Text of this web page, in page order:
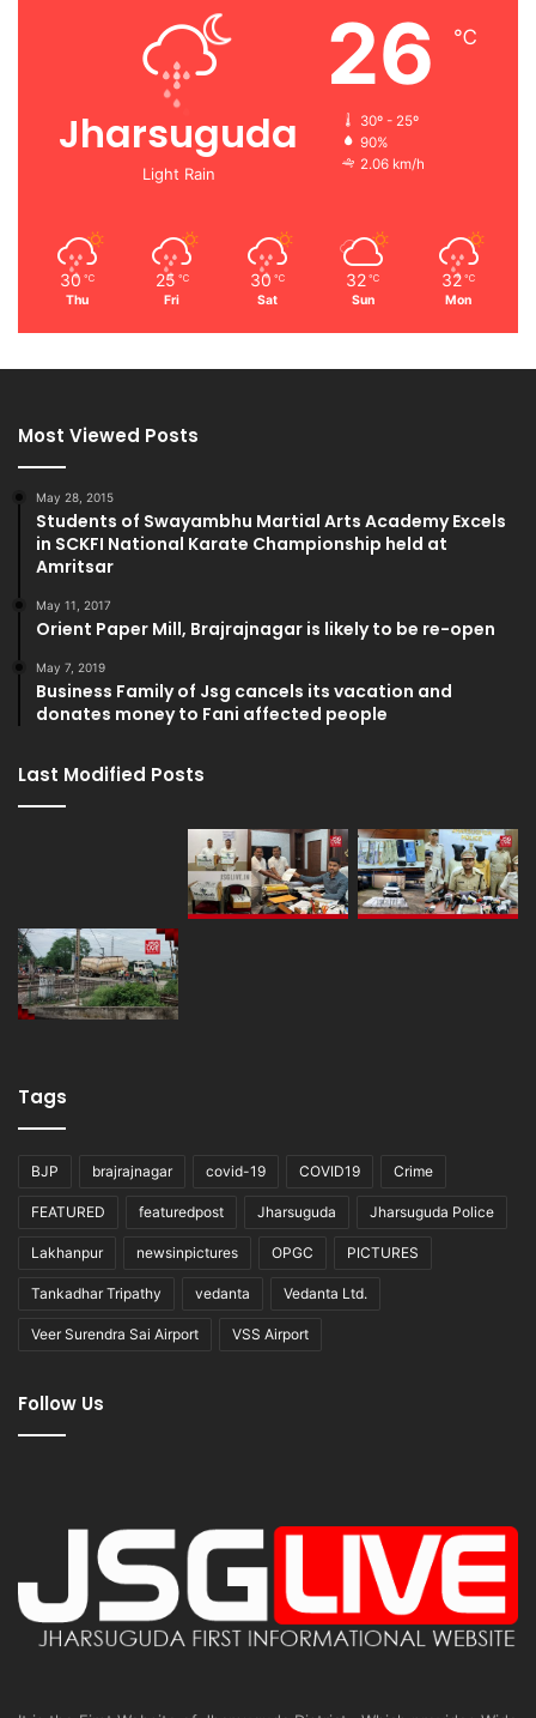
Jharsuguda
Light Rain
26 ℃
30º - 25º
90%
2.06 km/h
30 ℃
Thu
25 ℃
Fri
30 ℃
Sat
32 ℃
Sun
32 ℃
Mon
Most Viewed Posts
May 28, 2015
Students of Swayambhu Martial Arts Academy Excels
in SCKFI National Karate Championship held at
Amritsar
May 11, 2017
Orient Paper Mill, Brajrajnagar is likely to be re-open
May 7, 2019
Business Family of Jsg cancels its vacation and
donates money to Fani affected people
Last Modified Posts
Tags
BJP brajrajnagar covid-19 COVID19 Crime
FEATURED featuredpost Jharsuguda Jharsuguda Police
Lakhanpur newsinpictures OPGC PICTURES
Tankadhar Tripathy vedanta Vedanta Ltd.
Veer Surendra Sai Airport VSS Airport
Follow Us